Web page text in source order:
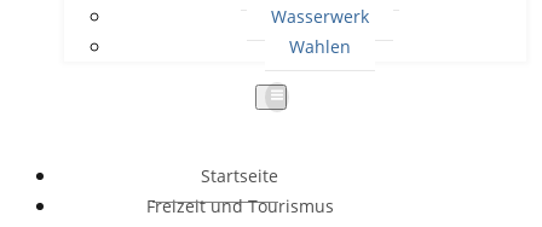
Wasserwerk
Wahlen
Startseite
Freizeit und Tourismus